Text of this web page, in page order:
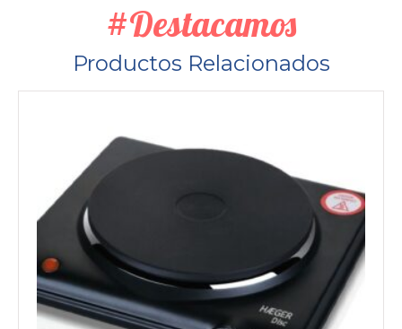
#Destacamos
Productos Relacionados